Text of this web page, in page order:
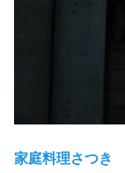
家庭料理さつき